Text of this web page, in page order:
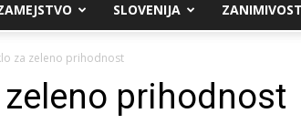
SLOVENIJA
za zeleno prihodnost
prihodnost